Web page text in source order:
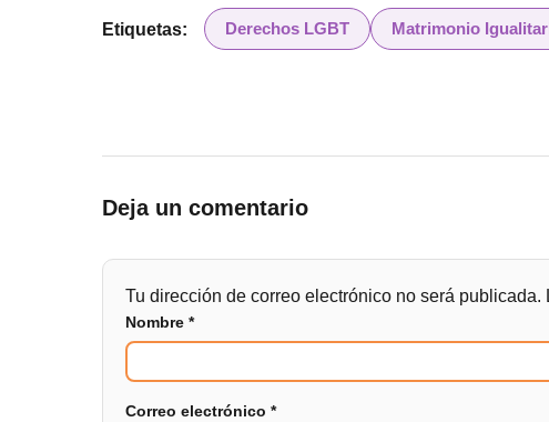
Etiquetas: Derechos LGBT Matrimonio
Deja un comentario
Tu dirección de correo electrónico no será publicada.
Nombre *
Correo electrónico *